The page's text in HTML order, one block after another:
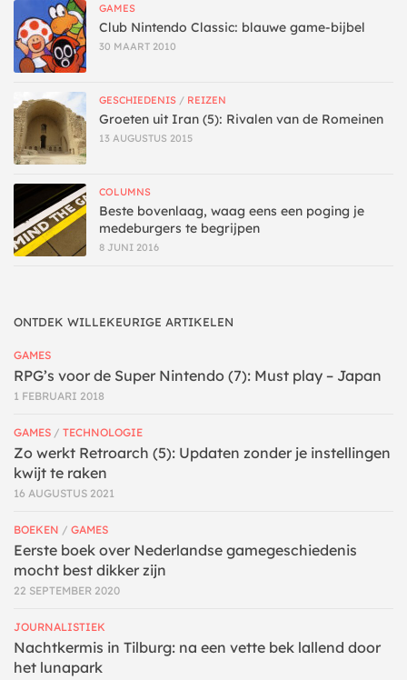
GAMES
Club Nintendo Classic: blauwe game-bijbel
30 MAART 2010
GESCHIEDENIS / REIZEN
Groeten uit Iran (5): Rivalen van de Romeinen
13 AUGUSTUS 2015
COLUMNS
Beste bovenlaag, waag eens een poging je
medeburgers te begrijpen
8 JUNI 2016
ONTDEK WILLEKEURIGE ARTIKELEN
GAMES
RPG’s voor de Super Nintendo (7): Must play – Japan
1 FEBRUARI 2018
GAMES / TECHNOLOGIE
Zo werkt Retroarch (5): Updaten zonder je instellingen
kwijt te raken
16 AUGUSTUS 2021
BOEKEN / GAMES
Eerste boek over Nederlandse gamegeschiedenis
mocht best dikker zijn
22 SEPTEMBER 2020
JOURNALISTIEK
Nachtkermis in Tilburg: na een vette bek lallend door
het lunapark